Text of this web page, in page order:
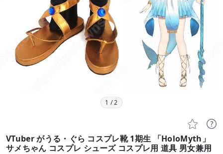
1 /2
 
VTuber がうる・ぐら コスプレ靴 1期生 「HoloMyth」
サメちゃん コスプレ シューズ コスプレ用 道具 男女兼用